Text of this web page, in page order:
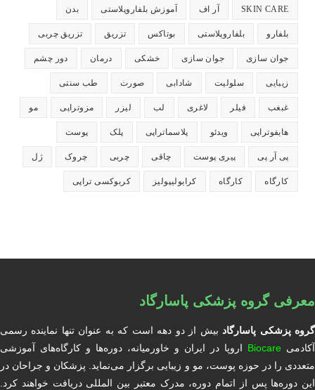
SKIN CARE آر اف آموزش بلفاروپلاستی بدن
بلفارو بلفاروپلاستی بوتاکس تزریق تزریق چربی
جوان سازی جوان سازی خشکی درمان دور چشم
زیبایی سلولیت شادابی صورت طب سنتی
غبغب فیلر لاغری لب لیزر مزوتراپی مو
هایفوتراپی ویدئو پلاسماتراپی پلک پوست
پی آر پی پیری پوست چاقی چربی چروک ژل
کارگاه کارگاه کرایولیپولیز کربوکسی تراپی
معرفی گروه پزشکی پاسارگاد
گروه پزشکی پاسارگادبیش از دو دهه است که به عنوان تنها نماینده رسمی
آکادمی Biocare اروپا در ایران و خاورمیانه، دوره‌ها و کارگاه‌های آموزشی
متعددی را در حوزه پوست، مو و زیبایی برگزار می‌نماید. پزشکان و جراحان در
این دوره‌ها پس از اتمام دوره، مدرک معتبر بین المللی دریافت خواهند کرد.